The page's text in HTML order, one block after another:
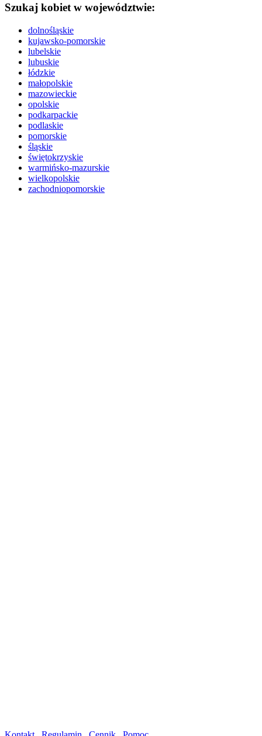
Szukaj kobiet w województwie:
dolnośląskie
kujawsko-pomorskie
lubelskie
lubuskie
łódzkie
małopolskie
mazowieckie
opolskie
podkarpackie
podlaskie
pomorskie
śląskie
świętokrzyskie
warmińsko-mazurskie
wielkopolskie
zachodniopomorskie